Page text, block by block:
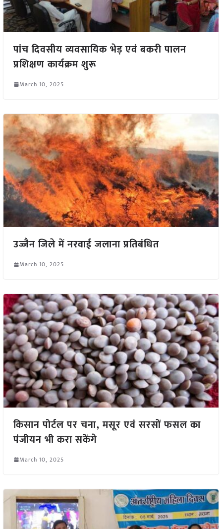
पांच दिवसीय व्यवसायिक भेड़ एवं बकरी पालन
प्रशिक्षण कार्यक्रम शुरू
March 10, 2025
उज्जैन जिले में नरवाई जलाना प्रतिबंधित
March 10, 2025
किसान पोर्टल पर चना, मसूर एवं सरसों फसल का
पंजीयन भी करा सकेंगे
March 10, 2025